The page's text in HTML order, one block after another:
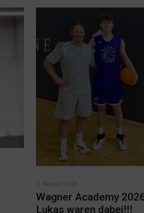
2. August 2026
Wagner Academy
Lukas waren dabei!!!